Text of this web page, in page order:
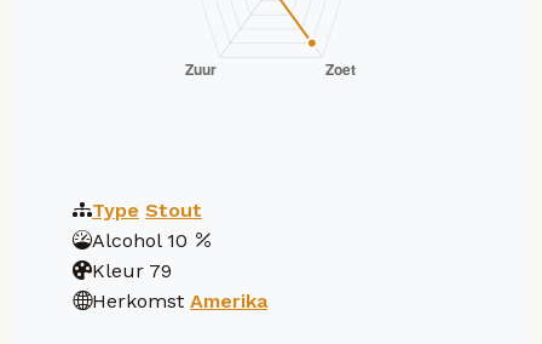
Type Stout
Alcohol 10
Kleur 79
Herkomst Amerika